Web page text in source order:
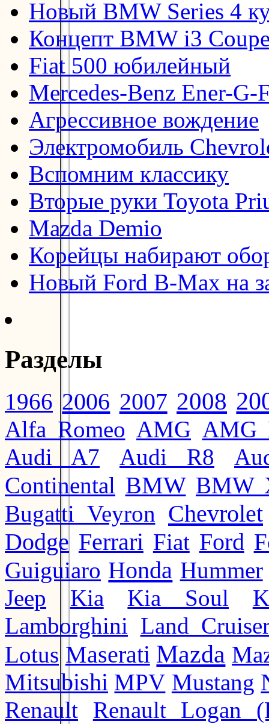
Новый BMW Series 4
Концепт BMW i3
Fiat 500 юбилейный
Mercedes-Benz Ener-G-
Агрессивное вождение
Электромобиль
Вспомним классику
Вторые руки Toyota
Mazda Demio
Корейцы набирают
Новый Ford B-Max на
Разделы
1966 2006 2007 2008
Alfa Romeo AMG AMG
Audi A7
Audi R8
Continental BMW BMW
Bugatti Veyron Chevrolet
Dodge Ferrari Fiat Ford
Guiguiaro Honda Hummer
Jeep
Kia Kia Soul
Lamborghini Land
Lotus Maserati Mazda
Mitsubishi MPV Mustang
Renault
Renault Logan